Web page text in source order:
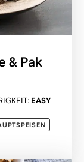
& Pak
EASY